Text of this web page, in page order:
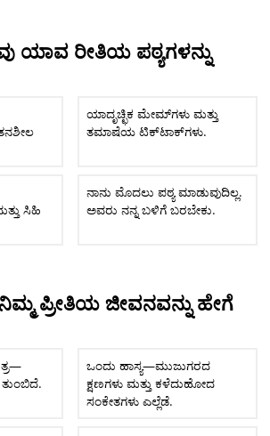
ಯಾವ ರೀತಿಯ ಪಠ್ಯಗಳನ್ನು
ಯಾದೃಚ್ಛಿಕ ಮೇಮ್‌ಗಳು ಮತ್ತು
ತಮಾಷೆಯ ಟಿಕ್‌ಟಾಕ್‌ಗಳು.
ಸಿಹಿ
ನಾನು ಮೊದಲು ಪಠ್ಯ ಮಾಡುವುದಿಲ್ಲ.
ಅವರು ನನ್ನ ಬಳಿಗೆ ಬರಬೇಕು.
ಪ್ರೀತಿಯ ಜೀವನವನ್ನು ಹೇಗೆ
ಒಂದು ಹಾಸ್ಯ—ಮುಜುಗರದ
ಕ್ಷಣಗಳು ಮತ್ತು ಕಳೆದುಹೋದ
ಸಂಕೇತಗಳು ಎಲ್ಲೆಡೆ.